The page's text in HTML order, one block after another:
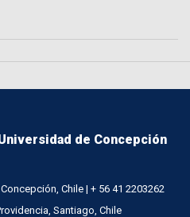
de Concepción
Chile | + 56 41 2203262
Santiago, Chile